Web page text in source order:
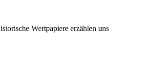
Wertpapiere erzählen uns